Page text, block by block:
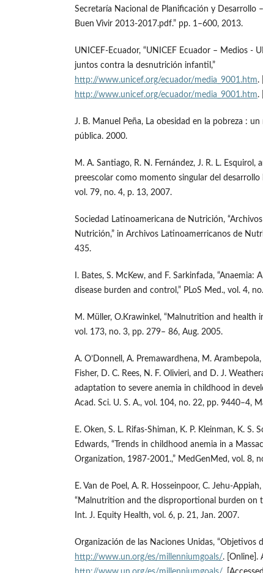
Secretaría Nacional de Planificación y Desarrollo –
Buen Vivir 2013-2017.pdf.” pp. 1–600, 2013.
UNICEF-Ecuador, “UNICEF Ecuador – Medios -
juntos contra la desnutrición infantil,”
http://www.unicef.org/ecuador/media_9001.htm.
http://www.unicef.org/ecuador/media_9001.htm.
J. B. Manuel Peña, La obesidad en la pobreza :
pública. 2000.
M. A. Santiago, R. N. Fernández, J. R. L. Esquirol,
preescolar como momento singular del desarrollo
vol. 79, no. 4, p. 13, 2007.
Sociedad Latinoamericana de Nutrición,
Nutrición,” in Archivos Latinoamerricanos de
435.
I. Bates, S. McKew, and F. Sarkinfada, “Anaemia:
disease burden and control,” PLoS Med., vol. 4,
M. Müller, O.Krawinkel, “Malnutrition and health
vol. 173, no. 3, pp. 279– 86, Aug. 2005.
A. O’Donnell, A. Premawardhena, M. Arambepola,
Fisher, D. C. Rees, N. F. Olivieri, and D. J.
adaptation to severe anemia in childhood in
Acad. Sci. U. S. A., vol. 104, no. 22, pp. 9440–4,
E. Oken, S. L. Rifas-Shiman, K. P. Kleinman, K. S.
Edwards, “Trends in childhood anemia in a
Organization, 1987-2001.,” MedGenMed, vol. 8,
E. Van de Poel, A. R. Hosseinpoor, C. Jehu-
“Malnutrition and the disproportional burden on
Int. J. Equity Health, vol. 6, p. 21, Jan. 2007.
Organización de las Naciones Unidas, “Objetivos
http://www.un.org/es/millenniumgoals/. [Online].